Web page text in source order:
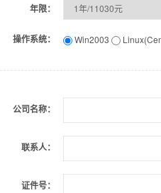
年限：
操作系统： Win2003
公司名称：
联系人：
证件号：